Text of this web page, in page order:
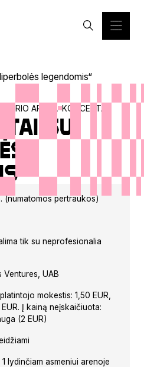
ARENA KONCERTAS
su
(numatomos pertraukos)
tik su neprofesionalia
Ventures, UAB
mokestis: 1,50 EUR,
Į kainą neįskaičiuota:
(2 EUR)
lydinčiam asmeniui arenoje